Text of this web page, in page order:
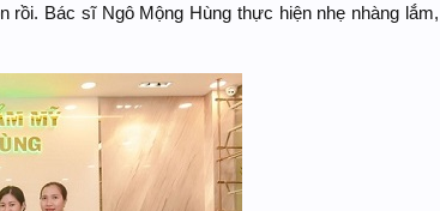
rồi. Bác sĩ Ngô Mộng Hùng thực hiện nhẹ nhàng lắm,